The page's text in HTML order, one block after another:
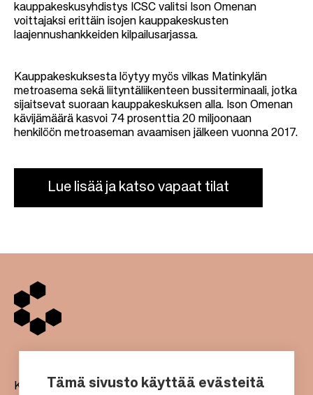
kauppakeskusyhdistys ICSC valitsi Ison Omenan
voittajaksi erittäin isojen kauppakeskusten
laajennushankkeiden kilpailusarjassa.
Kauppakeskuksesta löytyy myös vilkas Matinkylän
metroasema sekä liityntäliikenteen bussiterminaali, jotka
sijaitsevat suoraan kauppakeskuksen alla. Ison Omenan
kävijämäärä kasvoi 74 prosenttia 20 miljoonaan
henkilöön metroaseman avaamisen jälkeen vuonna 2017.
Lue lisää ja katso vapaat tilat
Kauppakeskukset
Tämä sivusto käyttää evästeitä